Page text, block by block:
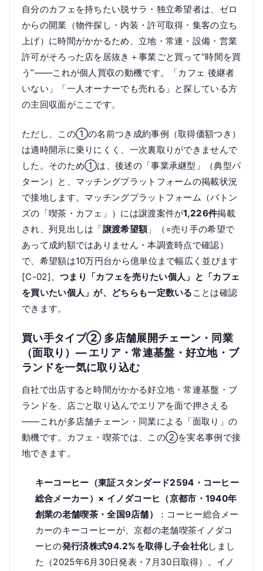
自分のカフェを持ちたい脱サラ・独立希望者は、ゼロ
からの開業（物件探し・内装・許可取得・集客の立ち
上げ）に時間がかかるため、立地・常連・設備・営業
許可がそろった店を居抜き＋事業ごと買って“時間を買
う”——これが個人買収の動機です。「カフェ 後継者
いない」「一人オーナーでも売れる」と探している方
の主回収面がここです。
ただし、この①の名前つき成約事例（取得価額つき）
は適時開示に乗りにくく、一次裏取りができませんで
した。そのため①は、後述の「事業承継型」（典型パ
ターン）と、マッチングプラットフォームの掲載状況
で接地します。マッチングプラットフォーム（バトン
ズの「喫茶・カフェ」）には譲渡案件が1,226件掲載
され、列見出しは「譲渡希望額」（=売り手の希望で
あって成約額ではありません・本調査時点で確認）
で、希望額は10万円台から億単位まで幅広く並びます
[C-02]。つまり「カフェを売りたい個人」と「カフェ
を買いたい個人」が、どちらも一定数いる ことは確認
できます。
買い手タイプ② 多店舗展開チェーン・同業
（面取り）— エリア・常連基盤・好立地・ブ
ランドを一気に取り込む
自社で出店すると時間がかかる好立地・常連基盤・ブ
ランドを、店ごと取り込んでエリアを面で押さえる
——これが多店舗チェーン・同業による「面取り」の
動機です。カフェ・喫茶では、この②を実名事例で接
地できます。
キーコーヒー（東証スタンダード2594・コーヒー
総合メーカー）× イノダコーヒ（京都市・1940年
創業の老舗喫茶・全国9店舗）
：コーヒー総合メー
カーのキーコーヒーが、京都の老舗喫茶イノダコ
ーヒの発行済株式94.2%を取得し子会社化しまし
た（2025年6月30日発表・7月30日取得）。イノ